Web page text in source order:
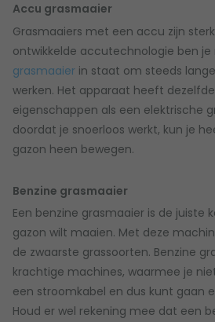
Accu grasmaaier
Grasmaaiers met een accu zijn
ontwikkelde accutechnologie ben
grasmaaier in staat om steeds
werken. Het apparaat heeft
eigenschappen als een elektrische
doordat je snoerloos werkt, kun je
gazon heen bewegen.
Benzine grasmaaier
Een benzine grasmaaier is de juiste
gazon wilt maaien. Met deze
de zwaarste grassoorten. Benzine
krachtige machines, waarmee je
een stroomkabel en dus kunt gaan
Houd er wel rekening mee dat een